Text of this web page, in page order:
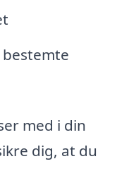
med i din
dig, at du